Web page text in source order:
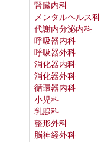
腎臓内科
メンタルヘルス科
代謝内分泌内科
呼吸器内科
呼吸器外科
消化器内科
消化器外科
循環器内科
小児科
乳腺科
整形外科
脳神経外科